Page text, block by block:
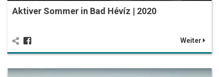
Aktiver Sommer in Bad Hévíz | 2020
Weiter